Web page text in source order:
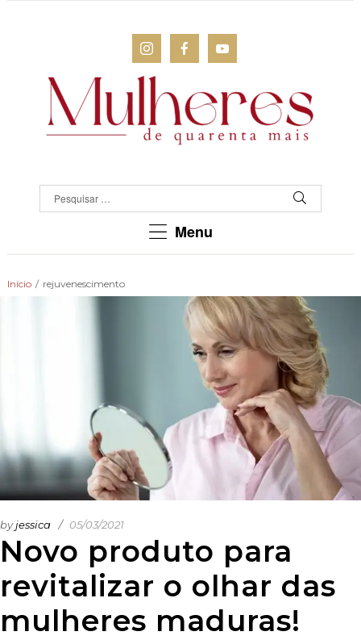
QUARENTA
chegaram
Menu
Início / rejuvenescimento
Novo produto para
revitalizar o olhar das
mulheres maduras!
byjessica 05/03/2021